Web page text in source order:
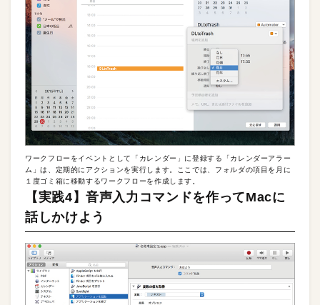
ワークフローをイベントとして「カレンダー」に登録する「カレンダーアラー
ム」は、定期的にアクションを実行します。ここでは、フォルダの項目を月に
１度ゴミ箱に移動するワークフローを作成します。
【実践4】音声入力コマンドを作ってMacに
話しかけよう